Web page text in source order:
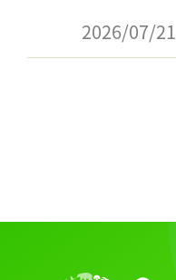
2026/07/21